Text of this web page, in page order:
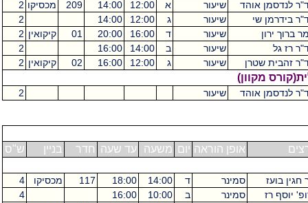
לנדסמן אוהד
שיעור א 12:00
14:00
209 מכסיקו 2
בידרמן שי
שיעור ג 12:00
14:00
2
ברוך ירון
שיעור ד 16:00
20:00
01 קיקואין 2
רז גל
שיעור ב 14:00
16:00
2
זהבית שטרן
שיעור ג 12:00
16:00
02 קיקואין 2
מקוון)
לנדסמן אוהד שיעור 2
אופן הוראה יום משעה עד שעה חדר בניין ש"ס
חגין בועז סמינר ד 14:00
18:00
117 מכסיקו
4
יוסף רז
סמינר ב 10:00
16:00
4